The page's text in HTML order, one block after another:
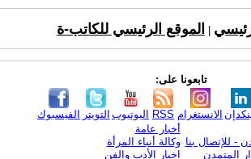
الموقع الرئيسي للكاتب-ة
تابعونا على:
الفيسبوك التويتر اليوتيوب RSS الانستغرام
- للإتصال بنا
المتمدن
أخبار عامة
وكالة أنباء المرأة
اخبار الأدب والفن